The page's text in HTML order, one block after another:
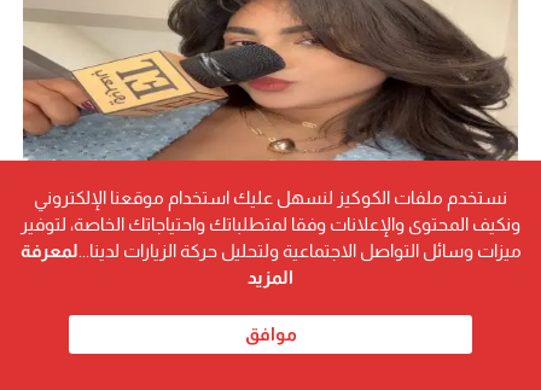
نستخدم ملفات الكوكيز لنسهل عليك استخدام موقعنا الإلكتروني
ونكيف المحتوى والإعلانات وفقا لمتطلباتك واحتياجاتك الخاصة، لتوفير
ميزات وسائل التواصل الاجتماعية ولتحليل حركة الزيارات لدينا... لمعرفة
المزيد
موافق